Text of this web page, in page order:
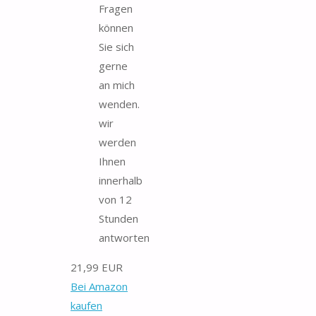
Fragen
können
Sie sich
gerne
an mich
wenden.
wir
werden
Ihnen
innerhalb
von 12
Stunden
antworten
21,99 EUR
Bei Amazon
kaufen